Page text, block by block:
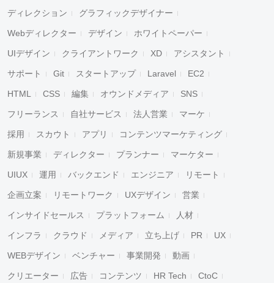
ディレクション グラフィックデザイナー
Webディレクター デザイン ホワイトペーパー
UIデザイン クライアントワーク XD アシスタント
サポート Git スタートアップ Laravel EC2
HTML CSS 編集 オウンドメディア SNS
フリーランス 自社サービス 法人営業 マーケ
採用 スカウト アプリ コンテンツマーケティング
新規事業 ディレクター プランナー マーケター
UIUX 運用 バックエンド エンジニア リモート
企画立案 リモートワーク UXデザイン 営業
インサイドセールス プラットフォーム 人材
インフラ クラウド メディア 立ち上げ PR UX
WEBデザイン ベンチャー 事業開発 動画
クリエーター 広告 コンテンツ HR Tech CtoC